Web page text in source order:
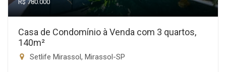
R$ 780.000
Casa de Condomínio à Venda com 3 quartos,
140m²
Setlife Mirassol, Mirassol-SP